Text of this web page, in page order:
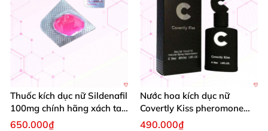
Thuốc kích dục nữ Sildenafil
100mg chính hãng xách tay
Mỹ
650.000₫
Nước hoa kích dục nữ
Covertly Kiss pheromone
hấp dẫn cao cấp
490.000₫